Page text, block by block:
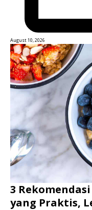
August 10, 2026
3
yang Praktis,